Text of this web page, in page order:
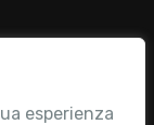
esperienza